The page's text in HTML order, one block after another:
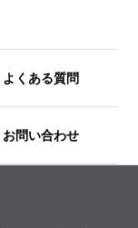
よくある質問
お問い合わせ